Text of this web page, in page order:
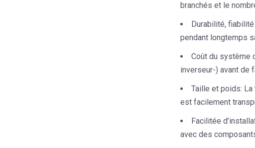
branchés et le
Durabilité,
pendant longtemps
Coût du système
inverseur-) avant de
Taille et poids:
est facilement
Facilitée
avec des